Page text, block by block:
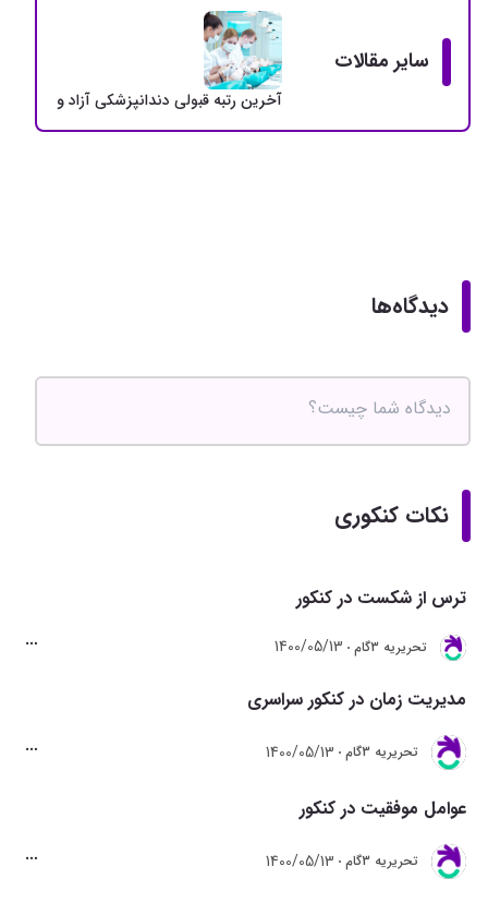
سایر مقالات
آخرین رتبه قبولی دندانپزشکی آزاد و دولتی +
دیدگاه‌ها
نکات کنکوری
ترس از شکست در کنکور
تحريريه 3گام 1400/05/13
مدیریت زمان در کنکور سراسری
تحريريه 3گام 1400/05/13
عوامل موفقیت در کنکور
تحريريه 3گام 1400/05/13